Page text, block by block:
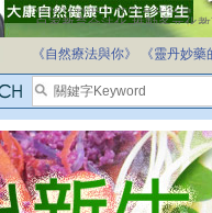
自家教育合法化-推動多元化
《自然療法與你》 《靈丹妙藥